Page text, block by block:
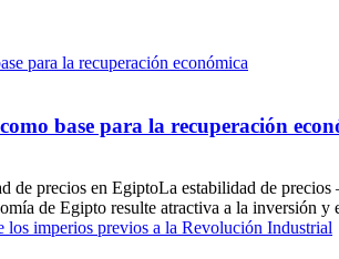
base para la recuperación
de precios en EgiptoLa estabilidad de
de Egipto resulte atractiva a la inversión y